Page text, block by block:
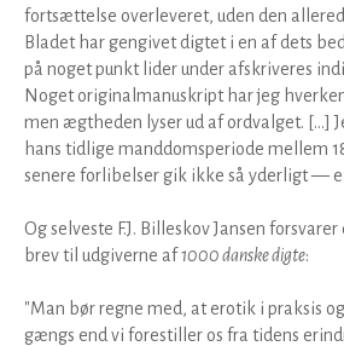
fortsættelse overleveret, uden den
Bladet har gengivet digtet i en af dets
på noget punkt lider under afskriveres
Noget originalmanuskript har jeg
men ægtheden lyser ud af ordvalget. [...]
hans tidlige manddomsperiode mellem
senere forlibelser gik ikke så yderligt —
Og selveste F.J. Billeskov Jansen
brev til udgiverne af1000 danske digte:
"Man bør regne med, at erotik i praksis
gængs end vi forestiller os fra tidens